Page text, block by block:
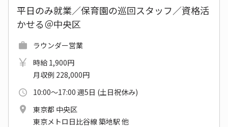
平日のみ就業／保育園の巡回スタッフ／資格活
かせる＠中央区
ラウンダー営業
時給 1,900円
月収例 228,000円
10:00～17:00 週5日 (土日祝休み)
東京都 中央区
東京メトロ日比谷線 築地駅 他